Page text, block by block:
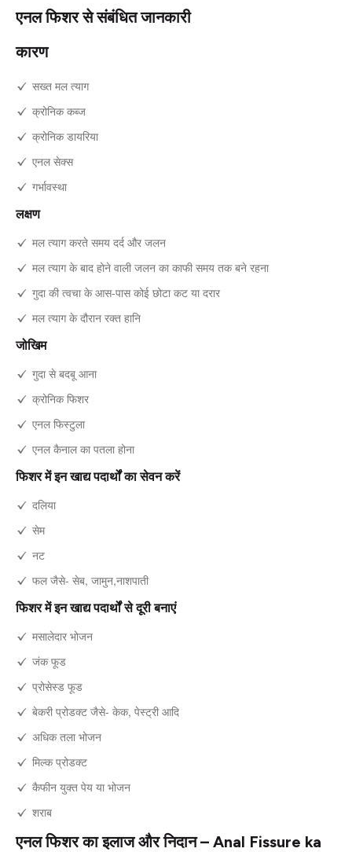
एनल फिशर से संबंधित जानकारी
कारण
सख्त मल त्याग
क्रोनिक कब्ज
क्रोनिक डायरिया
एनल सेक्स
गर्भावस्था
लक्षण
मल त्याग करते समय दर्द और जलन
मल त्याग के बाद होने वाली जलन का काफी समय तक बने रहना
गुदा की त्वचा के आस-पास कोई छोटा कट या दरार
मल त्याग के दौरान रक्त हानि
जोखिम
गुदा से बदबू आना
क्रोनिक फिशर
एनल फिस्टुला
एनल कैनाल का पतला होना
फिशर में इन खाद्य पदार्थों का सेवन करें
दलिया
सेम
नट
फल जैसे- सेब, जामुन,नाशपाती
फिशर में इन खाद्य पदार्थों से दूरी बनाएं
मसालेदार भोजन
जंक फूड
प्रोसेस्ड फूड
बेकरी प्रोडक्ट जैसे- केक, पेस्ट्री आदि
अधिक तला भोजन
मिल्क प्रोडक्ट
कैफीन युक्त पेय या भोजन
शराब
एनल फिशर का इलाज और निदान – Anal Fissure ka